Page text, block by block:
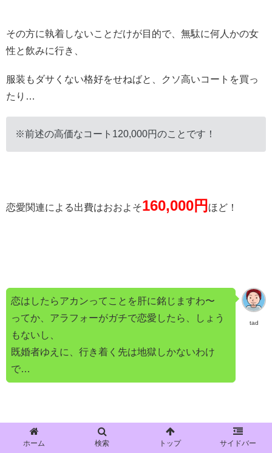
その方に執着しないことだけが目的で、無駄に何人かの女
性と飲みに行き、
服装もダサくない格好をせねばと、クソ高いコートを買っ
たり…
※前述の高価なコート120,000円のことです！
恋愛関連による出費はおおよそ160,000円 ほど！
tad
恋はしたらアカンってことを肝に銘じますわ〜
ってか、アラフォーがガチで恋愛したら、しょう
もないし、
既婚者ゆえに、行き着く先は地獄しかないわけ
で…
ホーム 検索 トップ サイドバー